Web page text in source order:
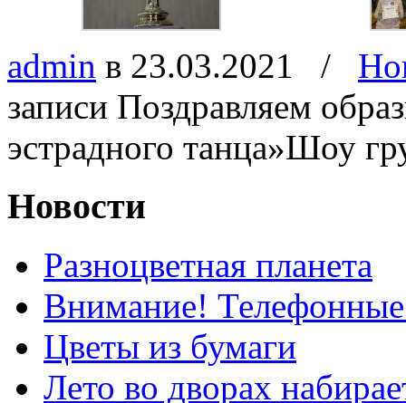
admin в 23.03.2021 /
записи Поздравляем
эстрадного танца»Шоу
Новости
Разноцветная планета
Внимание!
Цветы из бумаги
Лето во дворах